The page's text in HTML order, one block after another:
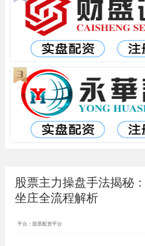
股票主力操盘手法揭秘
坐庄全流程解析
平台：股票配资平台